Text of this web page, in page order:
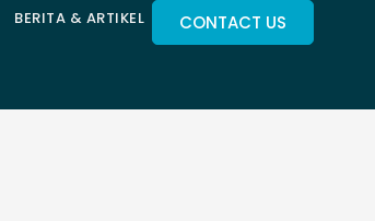
BERITA & ARTIKEL CONTACT US